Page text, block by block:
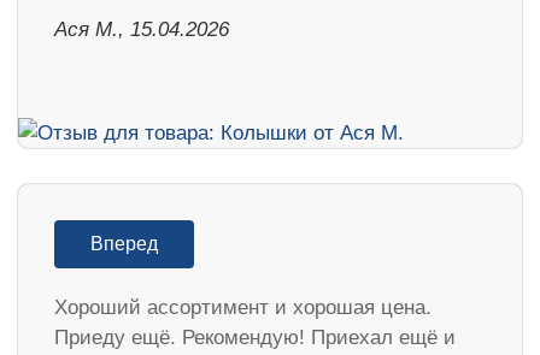
Ася М., 15.04.2026
Вперед
Хороший ассортимент и хорошая цена.
Приеду ещё. Рекомендую! Приехал ещё и